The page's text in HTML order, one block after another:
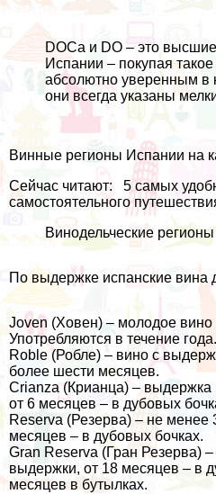
DOCa и DO – это
Испании – покупая
абсолютно уверенным в
они всегда указаны
Винные регионы Испании на
Сейчас читают:
5 самых
самостоятельного
Винодельческие
По выдержке испанские вина
Joven (Ховен) – молодое вино
Употребляются в течение года.
Roble (Робле) – вино c
более шести месяцев.
Crianza (Крианца) – выдержка
от 6 месяцев – в дубовых
Reserva (Резерва) – не менее
месяцев – в дубовых бочках.
Gran Reserva (Гран Резерва)
выдержки, от 18 месяцев – в
месяцев в бутылках.